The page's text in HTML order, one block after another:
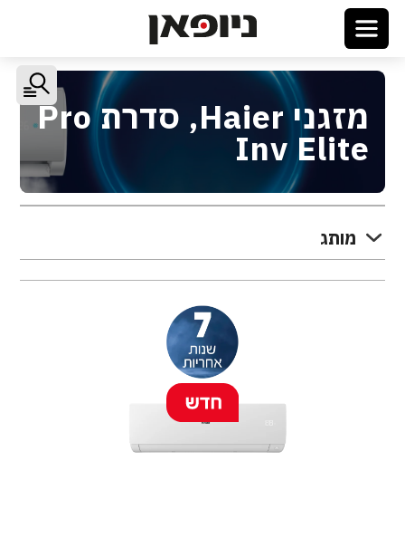
מזגני Haier, סדרת Pro
Inv Elite
מותג